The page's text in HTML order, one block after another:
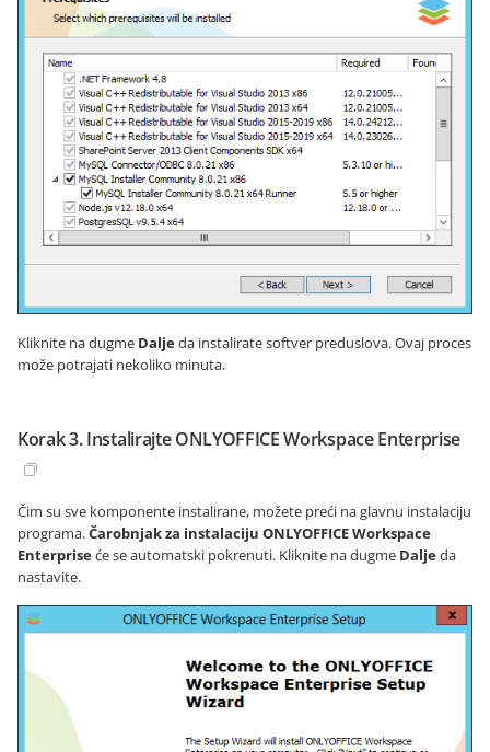
Kliknite na dugme Daljeda instalirate softver preduslova. Ovaj proces
može potrajati nekoliko minuta.
Korak 3. Instalirajte ONLYOFFICE Workspace Enterprise
Čim su sve komponente instalirane, možete preći na glavnu instalaciju
programa.Čarobnjak za instalaciju ONLYOFFICE Workspace
Enterpriseće se automatski pokrenuti. Kliknite na dugme Daljeda
nastavite.